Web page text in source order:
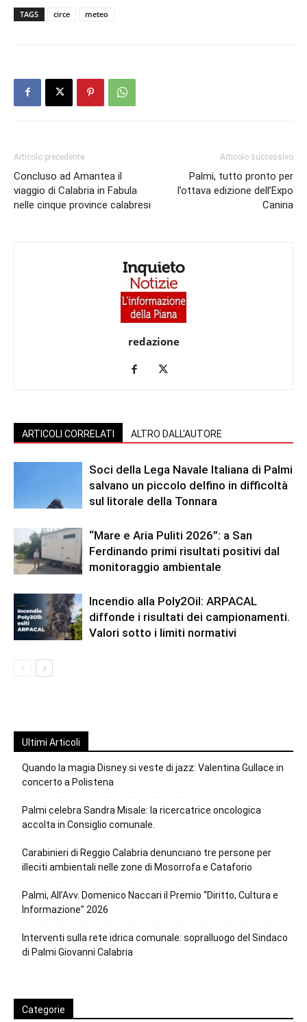
TAGS circe meteo
Articolo precedente
Concluso ad Amantea il
viaggio di Calabria in Fabula
nelle cinque province calabresi
Articolo successivo
Palmi, tutto pronto per
l’ottava edizione dell’Expo
Canina
redazione
ARTICOLI CORRELATI ALTRO DALL'AUTORE
Soci della Lega Navale Italiana di Palmi
salvano un piccolo delfino in difficoltà
sul litorale della Tonnara
“Mare e Aria Puliti 2026”: a San
Ferdinando primi risultati positivi dal
monitoraggio ambientale
Incendio alla Poly2Oil: ARPACAL
diffonde i risultati dei campionamenti.
Valori sotto i limiti normativi
Ultimi Articoli
Quando la magia Disney si veste di jazz: Valentina Gullace in
concerto a Polistena
Palmi celebra Sandra Misale: la ricercatrice oncologica
accolta in Consiglio comunale.
Carabinieri di Reggio Calabria denunciano tre persone per
illeciti ambientali nelle zone di Mosorrofa e Cataforio
Palmi, All’Avv. Domenico Naccari il Premio “Diritto, Cultura e
Informazione” 2026
Interventi sulla rete idrica comunale: sopralluogo del Sindaco
di Palmi Giovanni Calabria
Categorie